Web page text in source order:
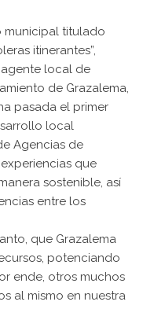
municipal titulado
itinerantes”,
local de
de Grazalema,
pasada el primer
local
Agencias de
que
sostenible, así
entre los
que Grazalema
potenciando
ende, otros muchos
al mismo en nuestra